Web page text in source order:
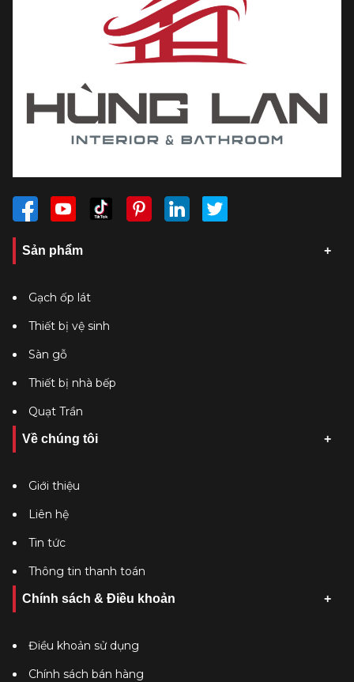
Sản phẩm
Gạch ốp lát
Thiết bị vệ sinh
Sàn gỗ
Thiết bị nhà bếp
Quạt Trần
Về chúng tôi
Giới thiệu
Liên hệ
Tin tức
Thông tin thanh toán
Chính sách & Điều khoản
Điều khoản sử dụng
Chính sách bán hàng